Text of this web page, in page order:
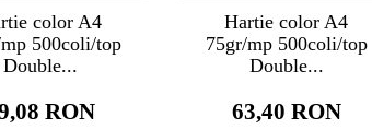
color A4
500coli/top
Double...
RON
Hartie color A4
75gr/mp 500coli/top
Double...
63,40 RON